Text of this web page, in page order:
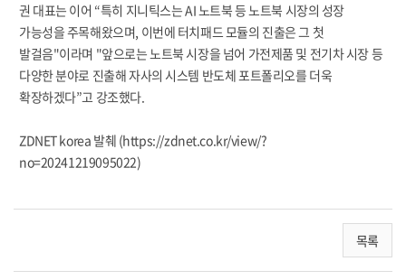
권 대표는 이어 “특히 지니틱스는 AI 노트북 등 노트북 시장의 성장
가능성을 주목해왔으며, 이번에 터치패드 모듈의 진출은 그 첫
발걸음"이라며 "앞으로는 노트북 시장을 넘어 가전제품 및 전기차 시장 등
다양한 분야로 진출해 자사의 시스템 반도체 포트폴리오를 더욱
확장하겠다”고 강조했다.
ZDNET korea 발췌 (https://zdnet.co.kr/view/?
no=20241219095022)
목록